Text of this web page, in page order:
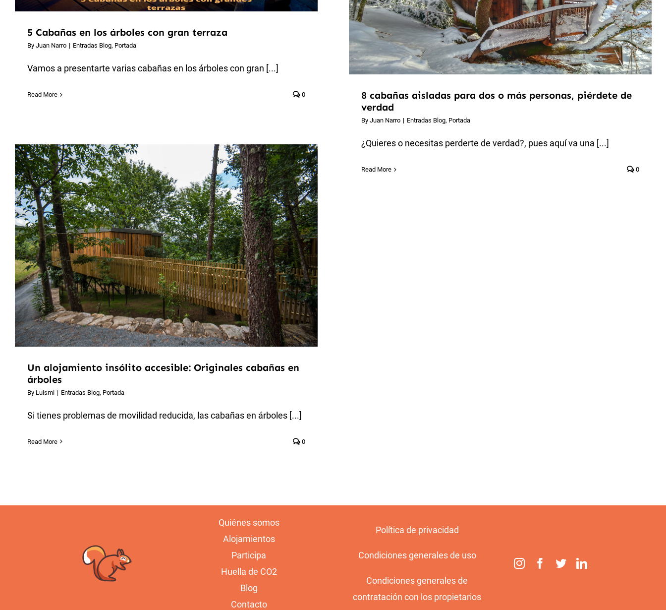
5 Cabañas en los árboles con gran terraza
By Juan Narro | Entradas Blog, Portada
Vamos a presentarte varias cabañas en los árboles con gran [...]
Read More 0
8 cabañas aisladas para dos o más personas, piérdete de
verdad
By Juan Narro | Entradas Blog, Portada
¿Quieres o necesitas perderte de verdad?, pues aquí va una [...]
Read More 0
Un alojamiento insólito accesible: Originales cabañas en
árboles
By Luismi | Entradas Blog, Portada
Si tienes problemas de movilidad reducida, las cabañas en árboles [...]
Read More 0
Quiénes somos
Alojamientos
Participa
Huella de CO2
Blog
Contacto
Política de privacidad
Condiciones generales de uso
Condiciones generales de
contratación con los propietarios